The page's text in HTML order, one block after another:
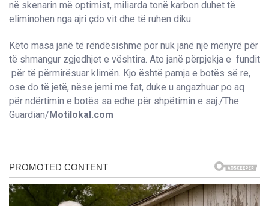
në skenarin më optimist, miliarda tonë karbon duhet të
eliminohen nga ajri çdo vit dhe të ruhen diku.
Këto masa janë të rëndësishme por nuk janë një mënyrë për
të shmangur zgjedhjet e vështira. Ato janë përpjekja e fundit
për të përmirësuar klimën. Kjo është pamja e botës së re,
ose do të jetë, nëse jemi me fat, duke u angazhuar po aq
për ndërtimin e botës sa edhe për shpëtimin e saj./The
Guardian/ Motilokal.com